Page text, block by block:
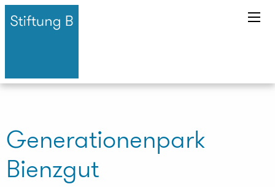
Generationenpark
Bienzgut